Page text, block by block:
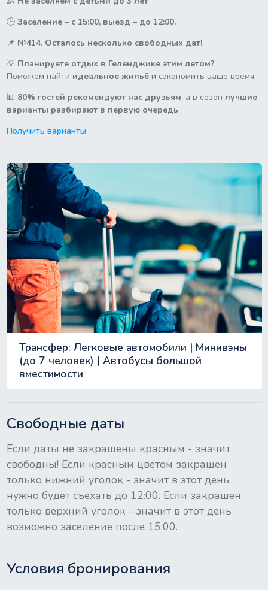
🕒 Заселение – с 15:00, выезд – до 12:00.
📌 №414. Осталось несколько свободных дат!
💡 Планируете отдых в Геленджике этим летом?
Поможем найти идеальное жильёи сэкономить ваше время.
📊 80% гостей рекомендуют нас друзьям, а в сезон лучшие
варианты разбирают в первую очередь.
Получить варианты
Трансфер: Легковые автомобили | Минивэны
(до 7 человек) | Автобусы большой
вместимости
Свободные даты
Если даты не закрашены красным - значит
свободны! Если красным цветом закрашен
только нижний уголок - значит в этот день
нужно будет съехать до 12:00. Если закрашен
только верхний уголок - значит в этот день
возможно заселение после 15:00.
Условия бронирования